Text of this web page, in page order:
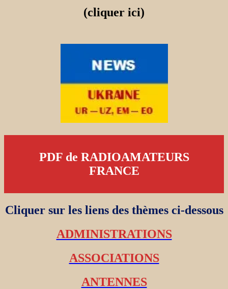
(cliquer ici)
PDF de RADIOAMATEURS
FRANCE
Cliquer sur les liens des thèmes ci-dessous
ADMINISTRATIONS
ASSOCIATIONS
ANTENNES